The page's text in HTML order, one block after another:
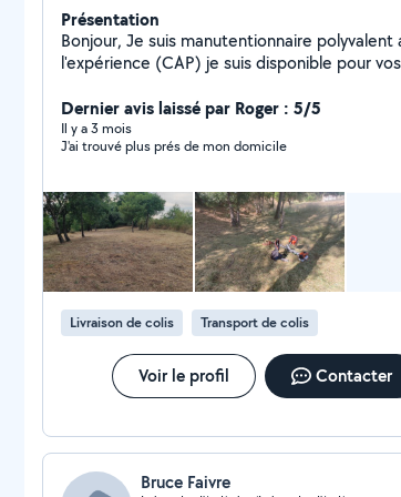
Présentation
Bonjour, Je suis manutentionnaire polyvalent
l'expérience (CAP) je suis disponible pour
espaces verts (utilisation professionnelle de
débroussailleuse Stihl), et de solides
plomberie (transmises par mon père, artisan
peinture aussi n'hésitez pas à me contacter
de renseignements
Dernier avis laissé par Roger : 5/5
Il y a 3 mois
J'ai trouvé plus prés de mon domicile
Livraison de colis Transport de colis
Voir le profil Contacter
Bruce Faivre